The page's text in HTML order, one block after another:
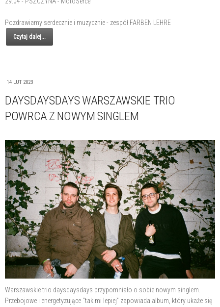
Pozdrawiamy serdecznie i muzycznie - zespół FARBEN LEHRE
Czytaj dalej...
14 LUT 2023
DAYSDAYSDAYS WARSZAWSKIE TRIO
POWRCA Z NOWYM SINGLEM
Warszawskie trio daysdaysdays przypomniało o sobie nowym singlem.
Przebojowe i energetyzujące “tak mi lepiej” zapowiada album, który ukaże się